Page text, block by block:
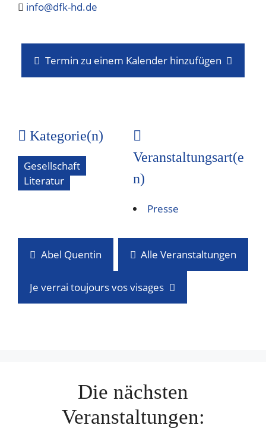
info@dfk-hd.de
Termin zu einem Kalender hinzufügen
Kategorie(n)
Gesellschaft
Literatur
Veranstaltungsart(e
n)
Presse
Abel Quentin Alle Veranstaltungen
Je verrai toujours vos visages
Die nächsten
Veranstaltungen: